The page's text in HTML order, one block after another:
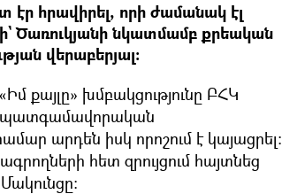
էր հրավիրել, որի ժամանակ էլ
Ծառուկյանի նկատմամբ քրեական
վերաբերյալ։
«Իմ քայլը» խմբակցությունը ԲՀԿ
պատգամավորական
արդեն իսկ որոշում է կայացրել։
հետ զրույցում հայտնեց